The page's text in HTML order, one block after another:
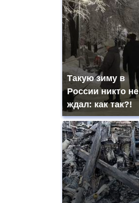
Такую зиму в
России никто не
ждал: как так?!